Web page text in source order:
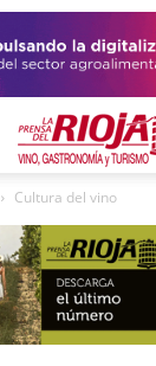
Cultura del vino